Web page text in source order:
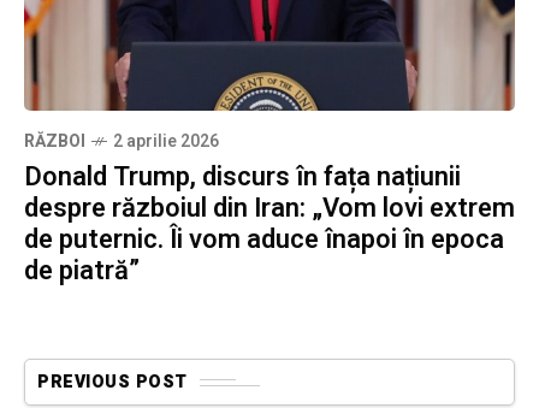
RĂZBOI 2 aprilie 2026
Donald Trump, discurs în fața națiunii
despre războiul din Iran: „Vom lovi extrem
de puternic. Îi vom aduce înapoi în epoca
de piatră”
PREVIOUS POST